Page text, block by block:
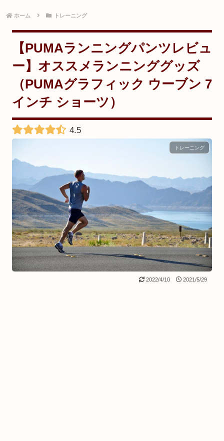
ホーム トレーニング
【PUMAランニングパンツレビュ
ー】オススメランニンググッズ
（PUMAグラフィック ウーブン 7
インチ ショーツ）
4.5
トレーニング
2022/4/10 2021/5/29